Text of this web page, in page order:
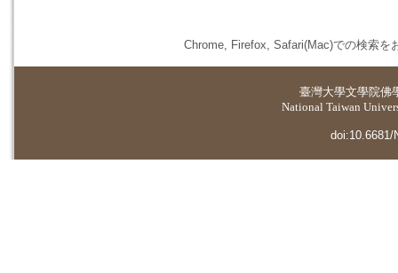
Chrome, Firefox, Safari(Mac)での検索を
臺灣大學文學院佛
National Taiwan
doi:10.6681/